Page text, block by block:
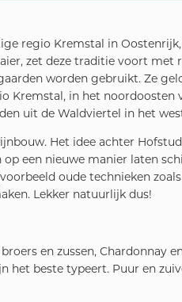
regio Kremstal in
zet deze traditie voort met
worden gebruikt. Ze
in het noordoosten
uit de Waldviertel in het
Het idee achter
een nieuwe manier laten
oude technieken
Lekker natuurlijk dus!
en zussen, Chardonnay
beste typeert. Puur en